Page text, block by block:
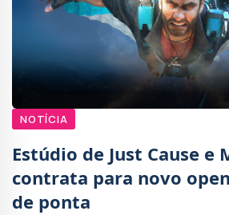
NOTÍCIA
Estúdio de Just Cause e
contrata para novo
de ponta